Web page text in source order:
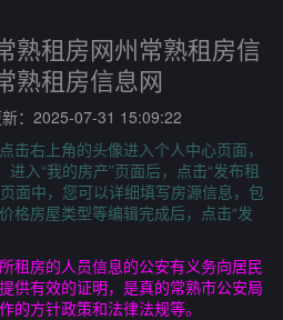
熟租房网州常熟租房信
熟租房信息网
：2025-07-31 15:09:22
击右上角的头像进入个人中心页面，
进入“我的房产”页面后，点击“发布租
面中，您可以详细填写房源信息，包
格房屋类型等编辑完成后，点击“发
租房的人员信息的公安有义务向居民
供有效的证明，是真的常熟市公安局
的方针政策和法律法规等。